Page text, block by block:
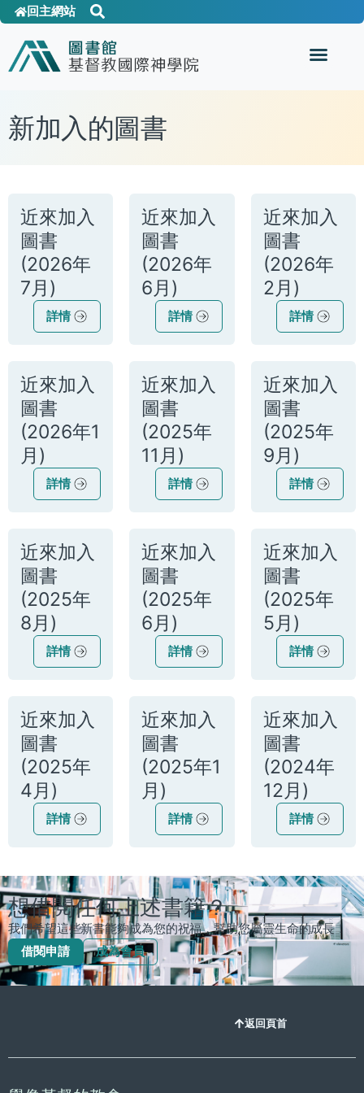
回主網站
新加入的圖書
近來加入
圖書
(2026年
7月)
詳情
近來加入
圖書
(2026年
6月)
詳情
近來加入
圖書
(2026年
2月)
詳情
近來加入
圖書
(2026年1
月)
詳情
近來加入
圖書
(2025年
11月)
詳情
近來加入
圖書
(2025年
9月)
詳情
近來加入
圖書
(2025年
8月)
詳情
近來加入
圖書
(2025年
6月)
詳情
近來加入
圖書
(2025年
5月)
詳情
近來加入
圖書
(2025年
4月)
詳情
近來加入
圖書
(2025年1
月)
詳情
近來加入
圖書
(2024年
12月)
詳情
想借閲任何上述書籍？
我們希望這些新書能夠成為您的祝福，幫助您屬靈生命的成長！
借閱申請 成為會員
返回頁首